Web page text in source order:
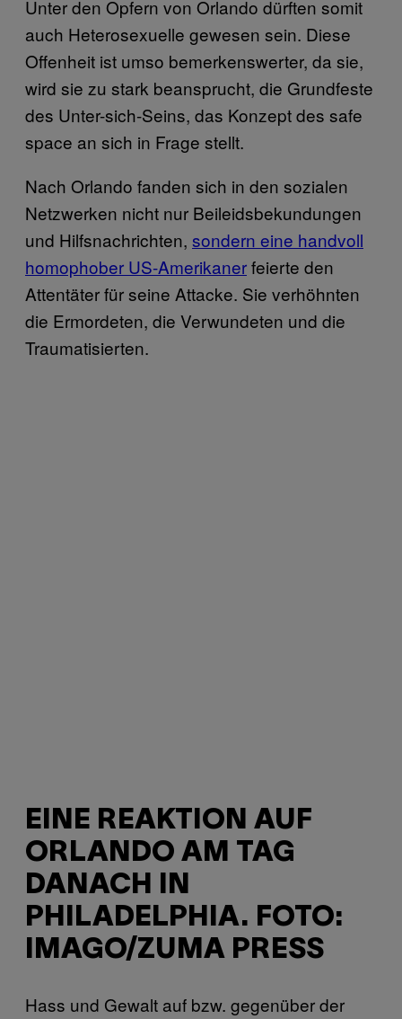
Unter den Opfern von Orlando dürften somit
auch Heterosexuelle gewesen sein. Diese
Offenheit ist umso bemerkenswerter, da sie,
wird sie zu stark beansprucht, die Grundfeste
des Unter-sich-Seins, das Konzept des safe
space an sich in Frage stellt.
Nach Orlando fanden sich in den sozialen
Netzwerken nicht nur Beileidsbekundungen
und Hilfsnachrichten, sondern eine handvoll
homophober US-Amerikanerfeierte den
Attentäter für seine Attacke. Sie verhöhnten
die Ermordeten, die Verwundeten und die
Traumatisierten.
EINE REAKTION AUF
ORLANDO AM TAG
DANACH IN
PHILADELPHIA. FOTO:
IMAGO/ZUMA PRESS
Hass und Gewalt auf bzw. gegenüber der